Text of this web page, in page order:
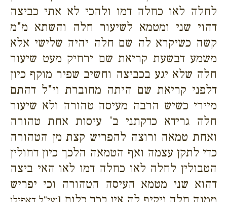
לחלה לאו כחלה דמו ולהכי לא אתי כביצה
דהוי שני ומטמא לשיעור חלה והשתא מ"מ
קשה כשיקרא לה שם חלה יהיה שלישי אלא
משמע דבשעת קריאת שם ירחיק מעט שיעור
חלה שלא יגע בכביצה וחשיב שפיר מוקף כיון
דלפני קריאת שם היתה מחוברת וי"ל דהתם
מיירי כשיש הרבה מעיסה טהורה ולא שיעור
חלה גרידא כדקתני ב' עיסות אחת טהורה
ואחת טמאה ורוצה להפריש קצת מן הטהורה
כדי לתקן עצמה ואף הטמאה הלכך כיון דחולין
הטבולין לחלה לאו כחלה דמו לאו האי ביצה
דהוא שני מטמא העיסה הטהורה וכי יפריש